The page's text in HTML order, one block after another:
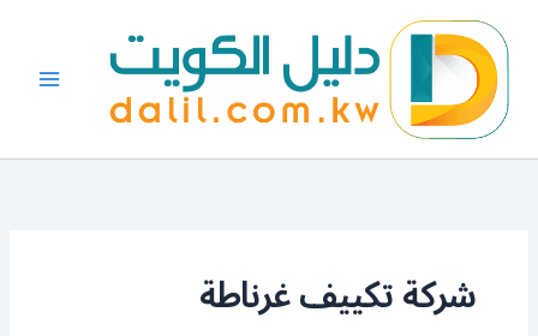
المحتوى
شركة تكييف غرناطة